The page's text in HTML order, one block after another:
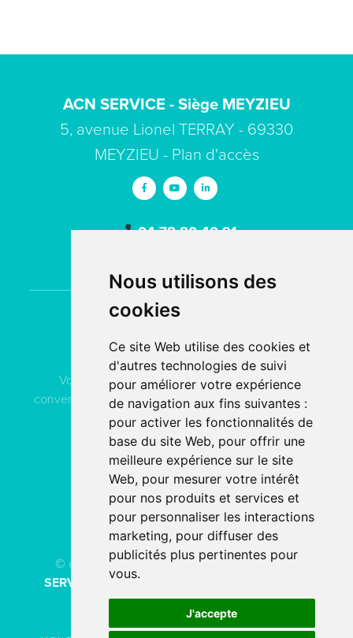
Nous utilisons des
cookies
Ce site Web utilise des cookies et
d'autres technologies de suivi
pour améliorer votre expérience
de navigation aux fins suivantes :
pour activer les fonctionnalités de
base du site Web, pour offrir une
meilleure expérience sur le site
Web, pour mesurer votre intérêt
pour nos produits et services et
pour personnaliser les interactions
marketing, pour diffuser des
publicités plus pertinentes pour
vous.
J'accepte
ACN SERVICE - Siège MEYZIEU
5, avenue Lionel TERRAY - 69330
MEYZIEU - Plan d'accès
04 78 80 40 91
Contactez
ACN Service
Vous pouvez contacter ACN Service à votre
convenance, soit par téléphone, soit par email, soit en
remplissant le formulaire de contact.
04 78 80 40 91
PAR EMAIL
© copyright 2026 - Tous droits réservésACN
SERVICE
Création de site internet
l’agence digitale SERCO POINTWEB